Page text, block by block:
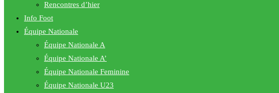
Rencontres d’hier
Info Foot
Équipe Nationale
Équipe Nationale A
Équipe Nationale A’
Équipe Nationale Feminine
Équipe Nationale U23